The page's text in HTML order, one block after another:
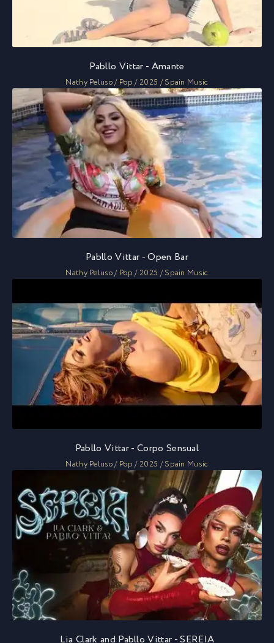
Pabllo Vittar - Amante
Nathy Peluso / Pop / 2025 / Spain Music
Pabllo Vittar - Open Bar
Nathy Peluso / Pop / 2025 / Spain Music
Pabllo Vittar - Corpo Sensual
Nathy Peluso / Pop / 2025 / Spain Music
Lia Clark and Pabllo Vittar - SEREIA